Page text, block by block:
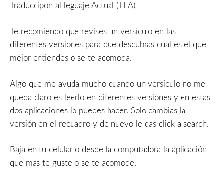
Traduccipon al leguaje Actual (TLA)
Te recomiendo que revises un versículo en las
diferentes versiones para que descubras cual es el que
mejor entiendes o se te acomoda.
Algo que me ayuda mucho cuando un versículo no me
queda claro es leerlo en diferentes versiones y en estas
dos aplicaciones lo puedes hacer. Solo cambias la
versión en el recuadro y de nuevo le das click a search.
Baja en tu celular o desde la computadora la aplicación
que mas te guste o se te acomode.